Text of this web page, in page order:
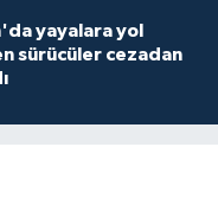
yayalara yol
sürücüler cezadan